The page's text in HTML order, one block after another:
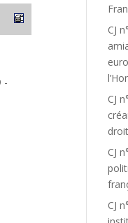
-
CJ
CJ
CJ
CJ